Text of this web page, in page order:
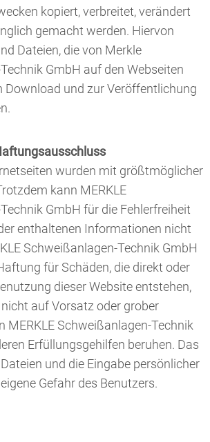
kopiert, verbreitet, verändert
gemacht werden. Hiervon
Dateien, die von Merkle
GmbH auf den Webseiten
Download und zur Veröffentlichung
wurden mit größtmöglicher
kann MERKLE
GmbH für die Fehlerfreiheit
enthaltenen Informationen nicht
Schweißanlagen-Technik GmbH
für Schäden, die direkt oder
dieser Website entstehen,
auf Vorsatz oder grober
MERKLE Schweißanlagen-Technik
Erfüllungsgehilfen beruhen. Das
und die Eingabe persönlicher
Gefahr des Benutzers.